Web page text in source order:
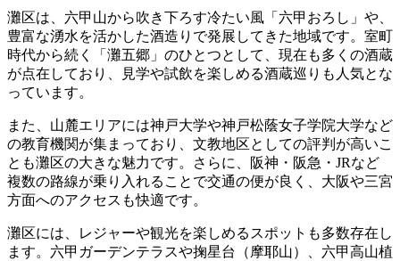
灘区は、六甲山から吹き下ろす冷たい風「六甲おろし」や、
豊富な湧水を活かした酒造りで発展してきた地域です。室町
時代から続く「灘五郷」のひとつとして、現在も多くの酒蔵
が点在しており、見学や試飲を楽しめる酒蔵巡りも人気とな
っています。
また、山麓エリアには神戸大学や神戸松蔭女子学院大学など
の教育機関が集まっており、文教地区としての評判が高いこ
とも灘区の大きな魅力です。さらに、阪神・阪急・JRなど
複数の路線が乗り入れることで交通の便が良く、大阪や三宮
方面へのアクセスも快適です。
灘区には、レジャーや観光を楽しめるスポットも多数存在し
ます。六甲ガーデンテラスや掬星台（摩耶山）、六甲高山植